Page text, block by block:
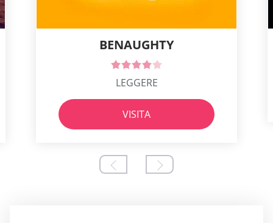
BENAUGHTY
LEGGERE
VISITA